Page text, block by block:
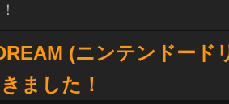
(ニンテンドード
ました！